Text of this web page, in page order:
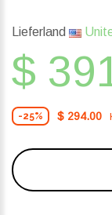
Lieferland
$
-25% $ 294.00